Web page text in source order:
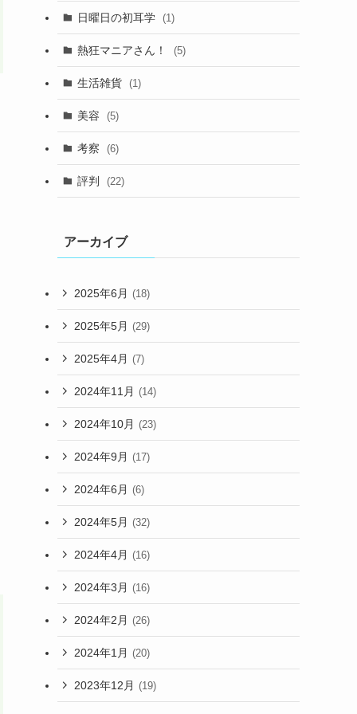
日曜日の初耳学 (1)
熱狂マニアさん！ (5)
生活雑貨 (1)
美容 (5)
考察 (6)
評判 (22)
アーカイブ
2025年6月 (18)
2025年5月 (29)
2025年4月 (7)
2024年11月 (14)
2024年10月 (23)
2024年9月 (17)
2024年6月 (6)
2024年5月 (32)
2024年4月 (16)
2024年3月 (16)
2024年2月 (26)
2024年1月 (20)
2023年12月 (19)